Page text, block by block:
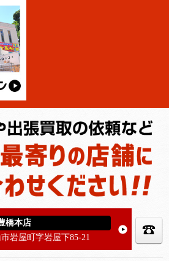
橋本店
岩屋町字岩屋下85-21